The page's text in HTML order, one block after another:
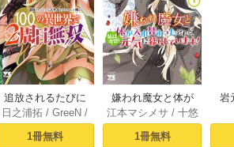
追放されるたびに
スキルを手に入れ
た俺が、100の異世
日之浦拓 /GreeN /
仁森島司
1冊無料
嫌われ魔女と体が
入れ替わったけれ
ど、私は今日も元
江本マシメサ / 十悠
1冊無料
岩